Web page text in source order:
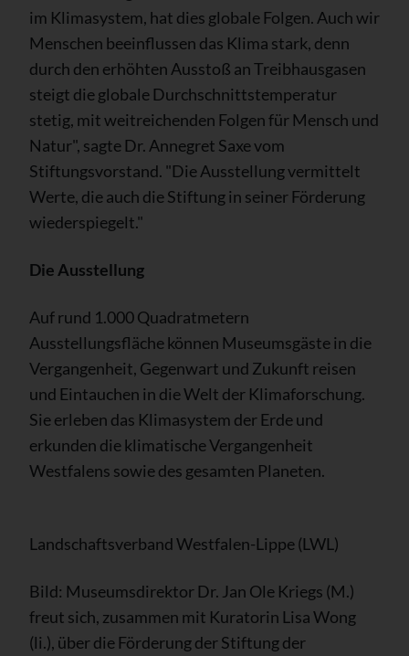
im Klimasystem, hat dies globale Folgen. Auch wir
Menschen beeinflussen das Klima stark, denn
durch den erhöhten Ausstoß an Treibhausgasen
steigt die globale Durchschnittstemperatur
stetig, mit weitreichenden Folgen für Mensch und
Natur", sagte Dr. Annegret Saxe vom
Stiftungsvorstand. "Die Ausstellung vermittelt
Werte, die auch die Stiftung in seiner Förderung
wiederspiegelt."
Die Ausstellung
Auf rund 1.000 Quadratmetern
Ausstellungsfläche können Museumsgäste in die
Vergangenheit, Gegenwart und Zukunft reisen
und Eintauchen in die Welt der Klimaforschung.
Sie erleben das Klimasystem der Erde und
erkunden die klimatische Vergangenheit
Westfalens sowie des gesamten Planeten.
Landschaftsverband Westfalen-Lippe (LWL)
Bild: Museumsdirektor Dr. Jan Ole Kriegs (M.)
freut sich, zusammen mit Kuratorin Lisa Wong
(li.), über die Förderung der Stiftung der